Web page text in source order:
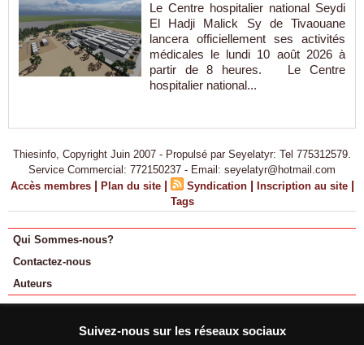
Le Centre hospitalier national Seydi
El Hadji Malick Sy de Tivaouane
lancera officiellement ses activités
médicales le lundi 10 août 2026 à
partir de 8 heures. Le Centre
hospitalier national...
Thiesinfo, Copyright Juin 2007 - Propulsé par Seyelatyr: Tel 775312579.
Service Commercial: 772150237 - Email: seyelatyr@hotmail.com
Accès membres | Plan du site | Syndication | Inscription au site |
Tags
Qui Sommes-nous?
Contactez-nous
Auteurs
Suivez-nous sur les réseaux sociaux